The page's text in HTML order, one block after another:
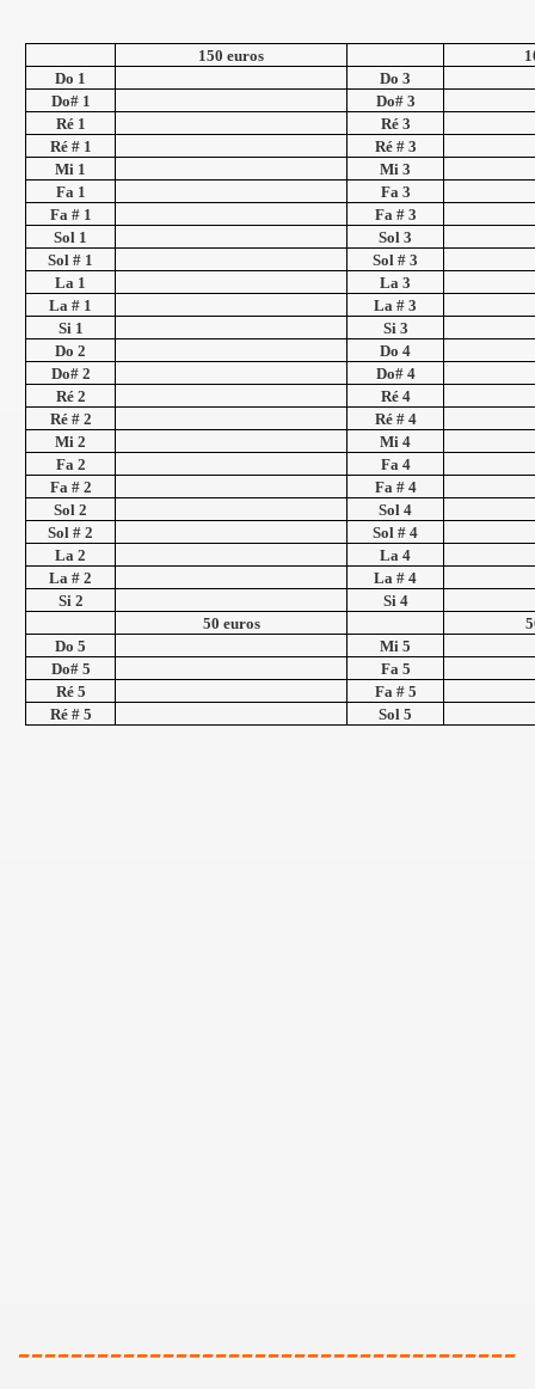
150 euros
Do 1
Do 3
Do# 1
Do# 3
Ré 1
Ré 3
Ré # 1
Ré # 3
Mi 1
Mi 3
Fa 1
Fa 3
Fa # 1
Fa # 3
Sol 1
Sol 3
Sol # 1
Sol # 3
La 1
La 3
La # 1
La # 3
Si 1
Si 3
Do 2
Do 4
Do# 2
Do# 4
Ré 2
Ré 4
Ré # 2
Ré # 4
Mi 2
Mi 4
Fa 2
Fa 4
Fa # 2
Fa # 4
Sol 2
Sol 4
Sol # 2
Sol # 4
La 2
La 4
La # 2
La # 4
Si 2
Si 4
50 euros
Do 5
Mi 5
Do# 5
Fa 5
Ré 5
Fa # 5
Ré # 5
Sol 5
--------------------------------------
acteurs